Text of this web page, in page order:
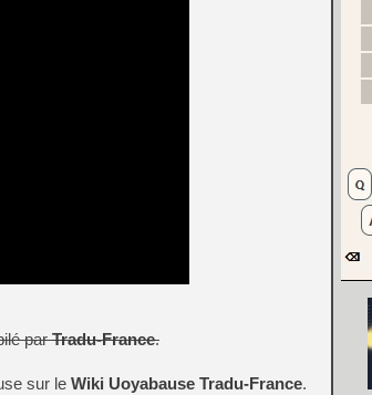
parTradu-France.
sur le Wiki Uoyabause Tradu-France.